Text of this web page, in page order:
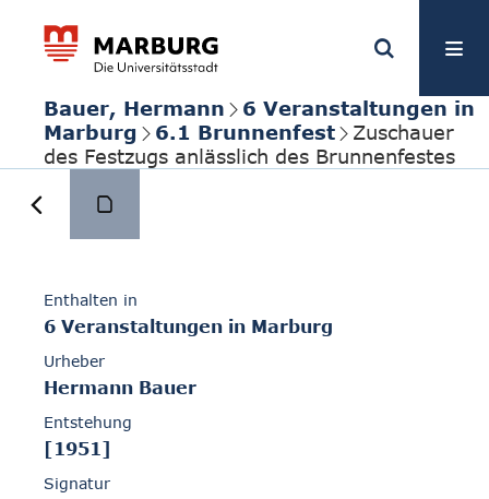
Bauer, Hermann
6 Veranstaltungen in
Marburg
6.1 Brunnenfest
Zuschauer
des Festzugs anlässlich des Brunnenfestes
Enthalten in
6 Veranstaltungen in Marburg
Urheber
Hermann Bauer
Entstehung
[1951]
Signatur